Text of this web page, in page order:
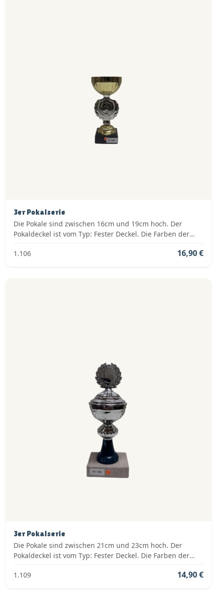
3er Pokalserie
Die Pokale sind zwischen 16cm und 19cm hoch. Der
Pokaldeckel ist vom Typ: Fester Deckel. Die Farben der
1.106
16,90 €
3er Pokalserie
Die Pokale sind zwischen 21cm und 23cm hoch. Der
Pokaldeckel ist vom Typ: Fester Deckel. Die Farben der
1.109
14,90 €